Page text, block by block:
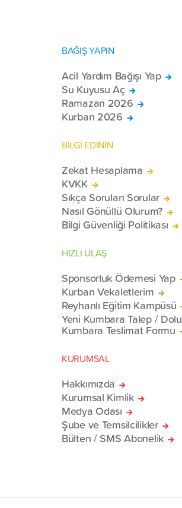
BAĞIŞ YAPIN
Acil Yardım Bağışı Yap
Su Kuyusu Aç
Ramazan 2026
Kurban 2026
BİLGİ EDİNİN
Zekat Hesaplama
KVKK
Sıkça Sorulan Sorular
Nasıl Gönüllü Olurum?
Bilgi Güvenliği Politikası
HIZLI ULAŞ
Sponsorluk Ödemesi Yap
Kurban Vekaletlerim
Reyhanlı Eğitim Kampüsü
Yeni Kumbara Talep / Dolu
Kumbara Teslimat Formu
KURUMSAL
Hakkımızda
Kurumsal Kimlik
Medya Odası
Şube ve Temsilcilikler
Bülten / SMS Abonelik